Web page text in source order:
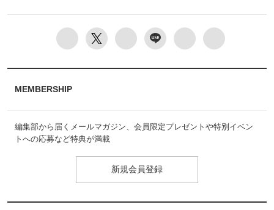
MEMBERSHIP
編集部から届くメールマガジン、会員限定プレゼントや特別イベン
トへの応募など特典が満載
新規会員登録